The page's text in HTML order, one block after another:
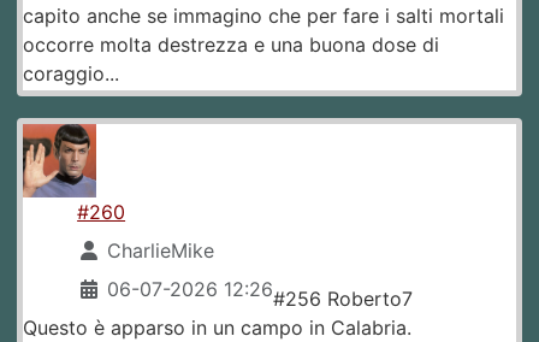
capito anche se immagino che per fare i salti mortali
occorre molta destrezza e una buona dose di
coraggio...
#260
CharlieMike
06-07-2026 12:26#256 Roberto7
Questo è apparso in un campo in Calabria.